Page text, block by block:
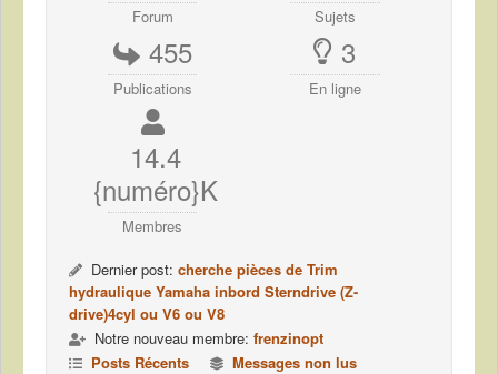
Forum Sujets
455
Publications
3
En ligne
14.4
{numéro}K
Membres
Dernier post: cherche pièces de Trim
hydraulique Yamaha inbord Sterndrive (Z-
drive)4cyl ou V6 ou V8
Notre nouveau membre: frenzinopt
Posts Récents
Messages non lus